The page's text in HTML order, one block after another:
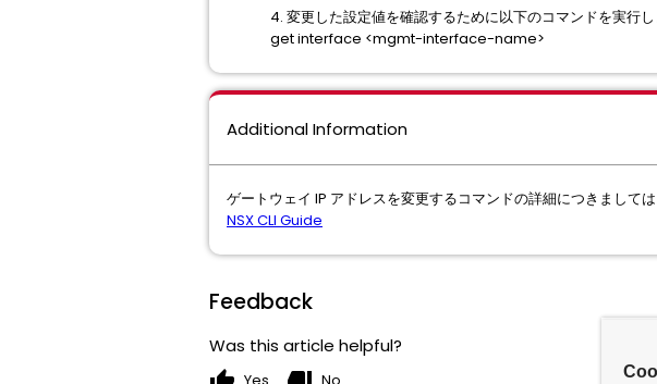
4. 変更した設定値を確認するために以下のコマンドを実行し
get interface <mgmt-interface-name>
Additional Information
ゲートウェイ IP アドレスを変更するコマンドの詳細につきまして
NSX CLI Guide
Feedback
Was this article helpful?